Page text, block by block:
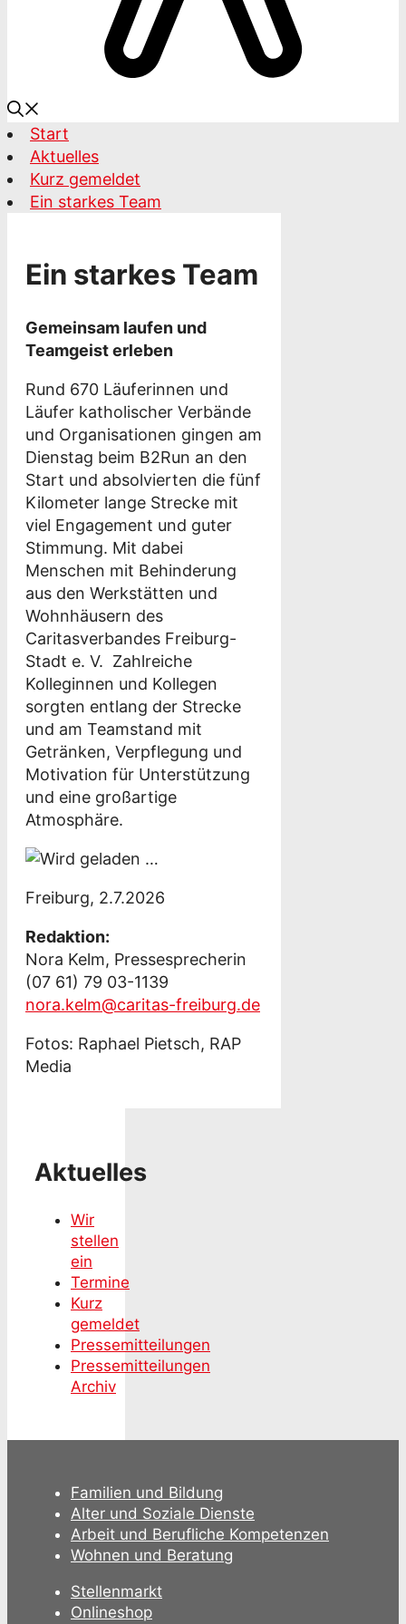
Start
Aktuelles
Kurz gemeldet
Ein starkes Team
Ein starkes Team
Gemeinsam laufen und
Teamgeist erleben
Rund 670 Läuferinnen und
Läufer katholischer Verbände
und Organisationen gingen am
Dienstag beim B2Run an den
Start und absolvierten die fünf
Kilometer lange Strecke mit
viel Engagement und guter
Stimmung. Mit dabei
Menschen mit Behinderung
aus den Werkstätten und
Wohnhäusern des
Caritasverbandes Freiburg-
Stadt e. V. Zahlreiche
Kolleginnen und Kollegen
sorgten entlang der Strecke
und am Teamstand mit
Getränken, Verpflegung und
Motivation für Unterstützung
und eine großartige
Atmosphäre.
Freiburg, 2.7.2026
Redaktion:
Nora Kelm, Pressesprecherin
(07 61) 79 03-1139
nora.kelm@caritas-freiburg.de
Fotos: Raphael Pietsch, RAP
Media
Aktuelles
Wir
stellen
ein
Termine
Kurz
gemeldet
Pressemitteilungen
Pressemitteilungen
Archiv
Familien und Bildung
Alter und Soziale Dienste
Arbeit und Berufliche Kompetenzen
Wohnen und Beratung
Stellenmarkt
Onlineshop